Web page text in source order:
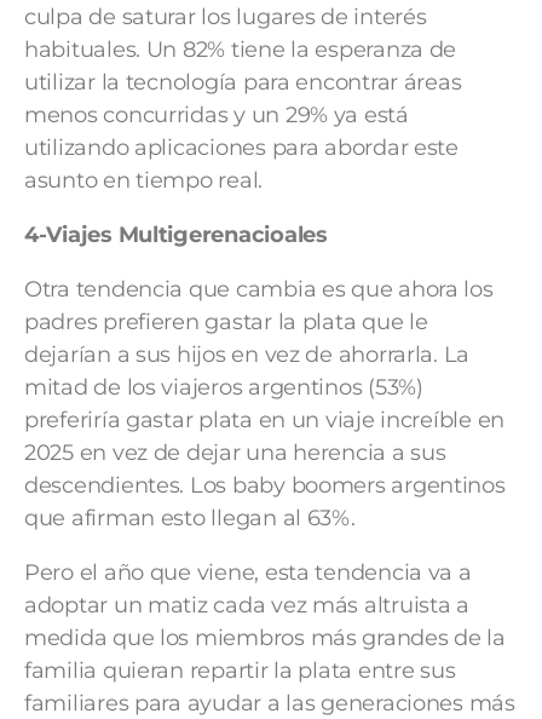
culpa de saturar los lugares de interés
habituales. Un 82% tiene la esperanza de
utilizar la tecnología para encontrar áreas
menos concurridas y un 29% ya está
utilizando aplicaciones para abordar este
asunto en tiempo real.
4-Viajes Multigerenacioales
Otra tendencia que cambia es que ahora los
padres prefieren gastar la plata que le
dejarían a sus hijos en vez de ahorrarla. La
mitad de los viajeros argentinos (53%)
preferiría gastar plata en un viaje increíble en
2025 en vez de dejar una herencia a sus
descendientes. Los baby boomers argentinos
que afirman esto llegan al 63%.
Pero el año que viene, esta tendencia va a
adoptar un matiz cada vez más altruista a
medida que los miembros más grandes de la
familia quieran repartir la plata entre sus
familiares para ayudar a las generaciones más